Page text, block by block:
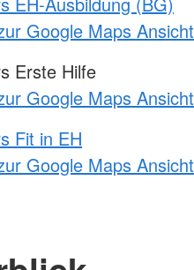
Google Maps Ansicht
Erste Hilfe
Google Maps Ansicht
Fit in EH
Google Maps Ansicht